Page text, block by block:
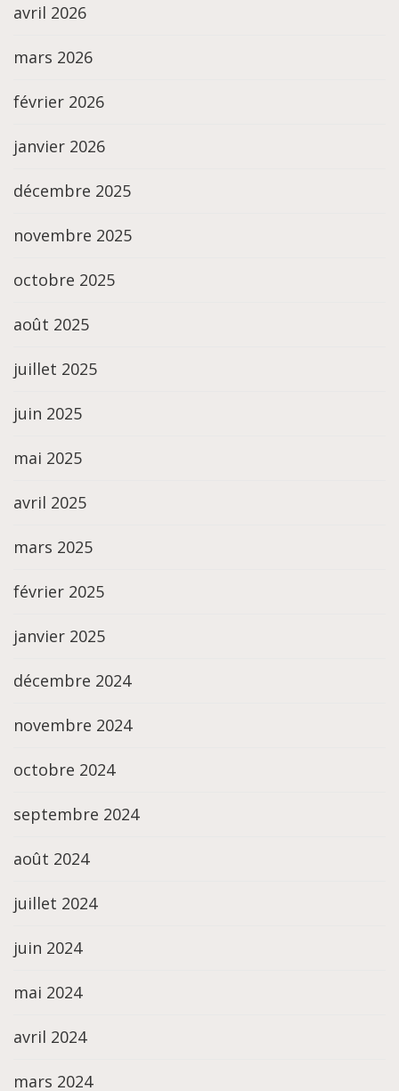
avril 2026
mars 2026
février 2026
janvier 2026
décembre 2025
novembre 2025
octobre 2025
août 2025
juillet 2025
juin 2025
mai 2025
avril 2025
mars 2025
février 2025
janvier 2025
décembre 2024
novembre 2024
octobre 2024
septembre 2024
août 2024
juillet 2024
juin 2024
mai 2024
avril 2024
mars 2024